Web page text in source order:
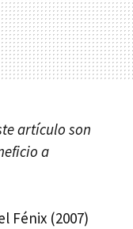
artículo son
a
Fénix (2007)